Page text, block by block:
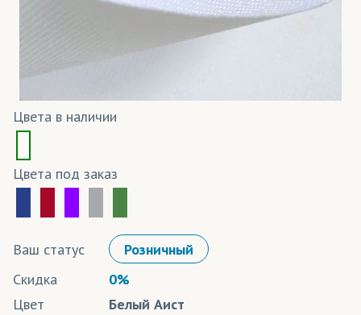
Цвета в наличии
Цвета под заказ
Ваш статус
Розничный
Скидка
0%
Цвет
Белый Аист